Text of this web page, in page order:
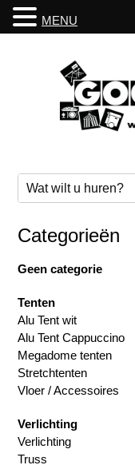
Categorieën
Geen categorie
Tenten
Alu Tent wit
Alu Tent Cappuccino
Megadome tenten
Stretchtenten
Vloer / Accessoires
Verlichting
Verlichting
Truss
MENU